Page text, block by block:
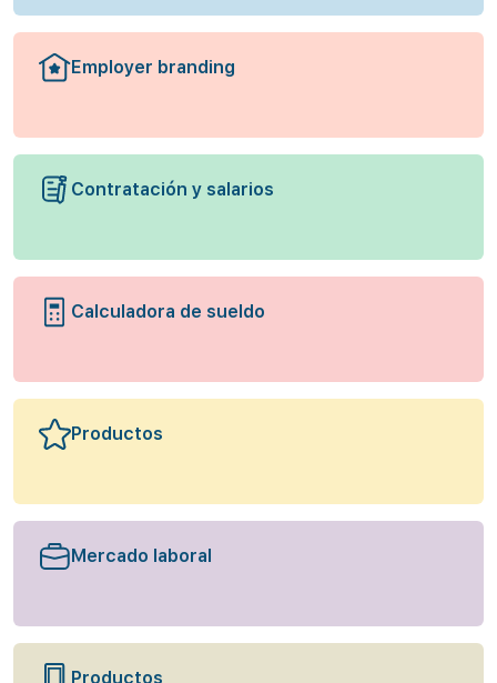
Employer branding
Contratación y salarios
Calculadora de sueldo
Productos
Mercado laboral
Productos